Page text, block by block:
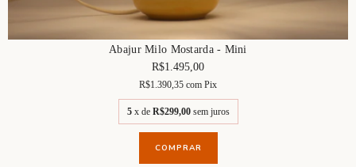
Abajur Milo Mostarda - Mini
R$1.495,00
R$1.390,35 com Pix
5 x de R$299,00 sem juros
COMPRAR